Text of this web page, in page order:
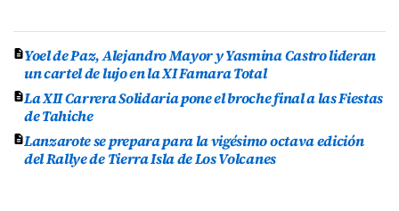
Yoel de Paz, Alejandro Mayor y Yasmina Castro lideran
un cartel de lujo en la XI Famara Total
La XII Carrera Solidaria pone el broche final a las Fiestas
de Tahiche
Lanzarote se prepara para la vigésimo octava edición
del Rallye de Tierra Isla de Los Volcanes